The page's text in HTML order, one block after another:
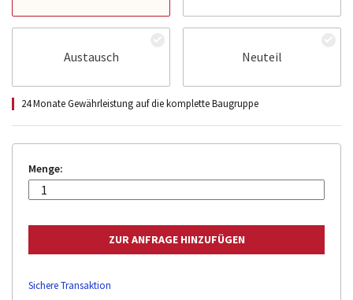
Austausch Neuteil
24 Monate Gewährleistung auf die komplette Baugruppe
Menge:
Sichere Transaktion